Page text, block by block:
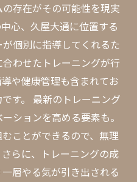
存在がその可能性を現実
心、久屋大通に位置する
個別に指導してくれるた
わせたトレーニングが行
や健康管理も含まれてお
す。 最新のトレーニング
ションを高める要素も。
ことができるので、無理
らに、トレーニングの成
層やる気が引き出される